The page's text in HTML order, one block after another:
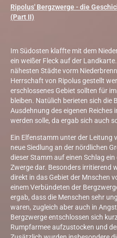
Ripolus' Bergzwerge - die
(Part II)
Im Südosten klaffte mit dem
ein weißer Fleck auf der
nähesten Städte vorm
Herrschaft von Ripolus gestellt
erschlossenes Gebiet sollten für
bleiben. Natülich berieten sich die
Ausdehnung des eigenen Reiches
werden solle, da ergab sich auch
Ein Elfenstamm unter der Leitung
neue Siedlung an der nördlichen
dieser Stamm auf einen Schlag
Zwerge dar. Besonders irritierend
direkt in das Gebiet der Mnschen
einem Verbündeten der
ergab, dass die Menschen sehr
waren, zugleich aber auch in
Bergzwerge entschlossen sich
Rumpfarmee aufzustocken und